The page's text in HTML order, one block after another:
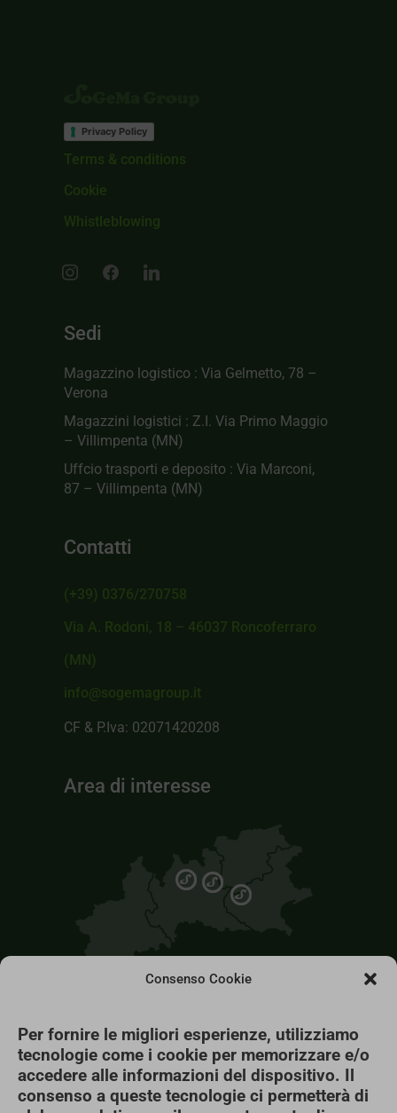
Consenso Cookie
Per fornire le migliori esperienze, utilizziamo
tecnologie come i cookie per memorizzare e/o
accedere alle informazioni del dispositivo. Il
consenso a queste tecnologie ci permetterà di
Privacy Policy
Terms & conditions
Cookie
Whistleblowing
Sedi
Magazzino logistico : Via Gelmetto, 78 –
Verona
Magazzini logistici : Z.I. Via Primo Maggio
– Villimpenta (MN)
Uffcio trasporti e deposito : Via Marconi,
87 – Villimpenta (MN)
Contatti
(+39) 0376/270758
Via A. Rodoni, 18 – 46037 Roncoferraro
(MN)
info@sogemagroup.it
CF & P.Iva: 02071420208
Area di interesse